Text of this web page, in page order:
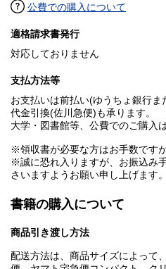
公費での購入について
適格請求書発行
対応しておりません
支払方法等
お支払いは前払い(ゆうちょ銀行ま
代金引換(佐川急便)も承ります。
大学・図書館等、公費でのご購入
※領収書が必要な方はお手数です
※誠に恐れ入りますが、お振込み
さいますようお願い申し上げます。
書籍の購入について
商品引き渡し方法
配送方法は、商品サイズによって